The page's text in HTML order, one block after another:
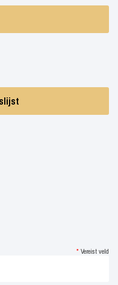
* Vereist veld